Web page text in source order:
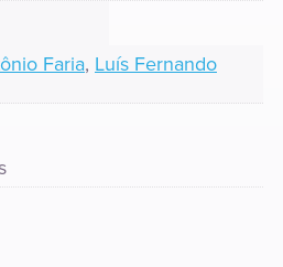
Faria, Luís Fernando